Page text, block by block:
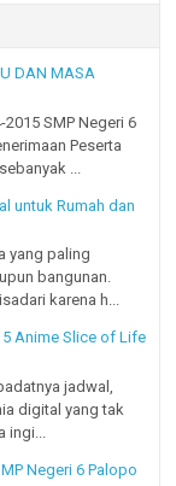
DAN MASA
SMP Negeri 6
Peserta
...
untuk Rumah dan
yang paling
bangunan.
karena h...
Anime Slice of Life
jadwal,
digital yang tak
Negeri 6 Palopo